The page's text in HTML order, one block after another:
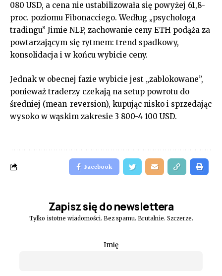
080 USD, a cena nie ustabilizowała się powyżej 61,8-
proc. poziomu Fibonacciego. Według „psychologa
tradingu” Jimie NLP, zachowanie ceny ETH podąża za
powtarzającym się rytmem: trend spadkowy,
konsolidacja i w końcu wybicie ceny.
Jednak w obecnej fazie wybicie jest „zablokowane”,
ponieważ traderzy czekają na setup powrotu do
średniej (mean-reversion), kupując nisko i sprzedając
wysoko w wąskim zakresie 3 800-4 100 USD.
Facebook
Zapisz się do newslettera
Tylko istotne wiadomości. Bez spamu. Brutalnie. Szczerze.
Imię